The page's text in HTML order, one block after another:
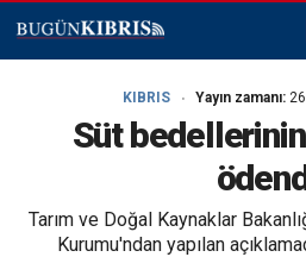
KIBRIS Yayın zamanı:
Süt
Tarım ve Doğal Kaynaklar
Kurumu'ndan yapılan